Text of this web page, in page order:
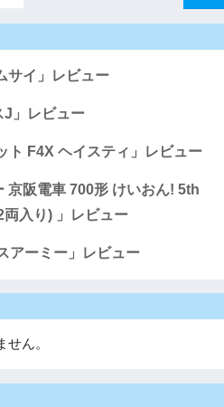
サイ」レビュー
J」レビュー
ト F4X ヘイスティ」レビュー
京阪電車 700形 けいおん! 5th
入り) 」レビュー
アーミー」レビュー
ん。